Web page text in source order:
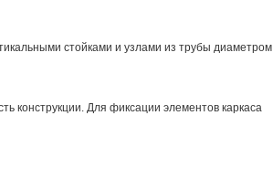
стойками и узлами из трубы диаметром
конструкции. Для фиксации элементов каркаса